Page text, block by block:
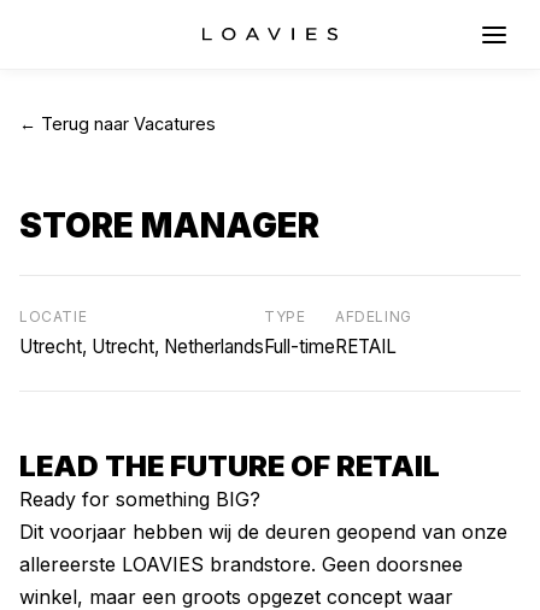
← Terug naar Vacatures
STORE MANAGER
LOCATIE
Utrecht, Utrecht, Netherlands
TYPE
Full-time
AFDELING
RETAIL
LEAD THE FUTURE OF RETAIL
Ready for something BIG?
Dit voorjaar hebben wij de deuren geopend van onze
allereerste LOAVIES brandstore. Geen doorsnee
winkel, maar een groots opgezet concept waar